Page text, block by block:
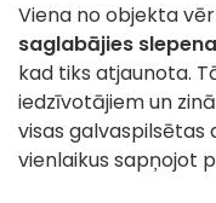
Viena no objekta
saglabājies
kad tiks atjaunota.
iedzīvotājiem un
visas
vienlaikus sapņojot